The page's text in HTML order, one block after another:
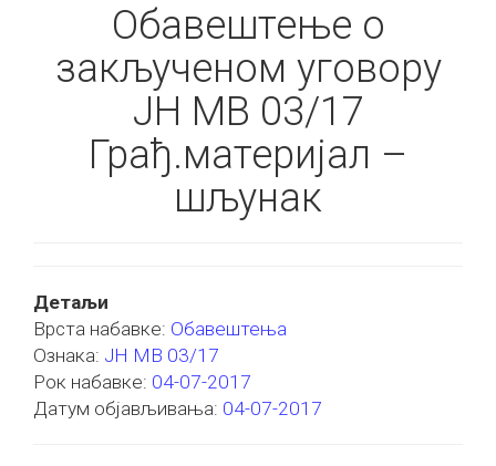
Обавештење о
закљученом уговору
ЈН МВ 03/17
Грађ.материјал –
шљунак
Детаљи
Врста набавке: Обавештења
Ознака: ЈН МВ 03/17
Рок набавке: 04-07-2017
Датум објављивања: 04-07-2017